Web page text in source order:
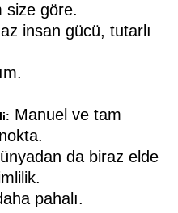
size göre.
insan gücü, tutarlı
Manuel ve tam
da biraz elde
pahalı.